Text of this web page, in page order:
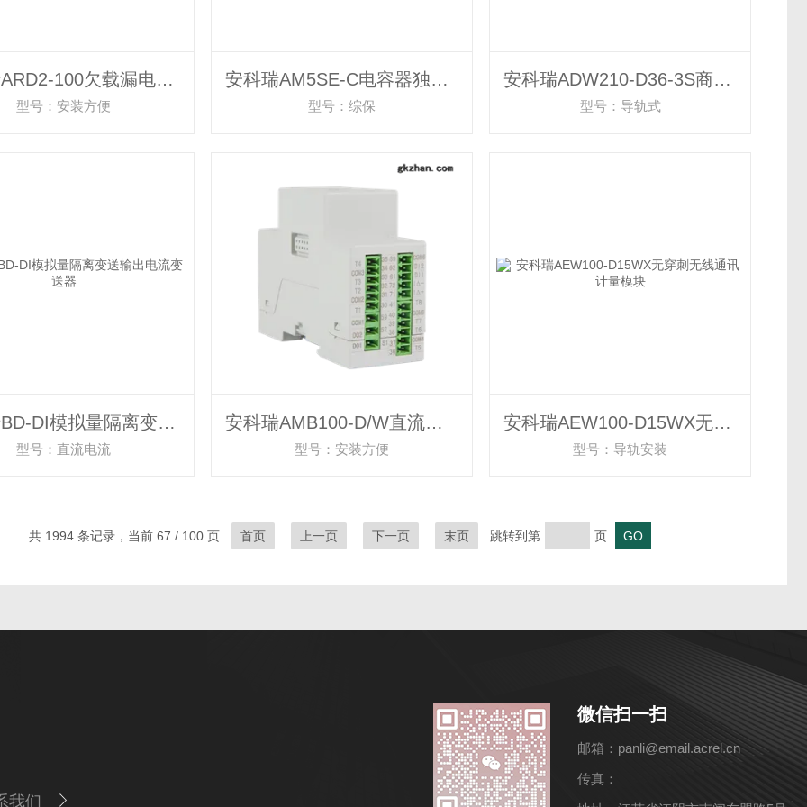
安科瑞ARD2-100欠载漏电断相电动机保护器
型号：安装方便
安科瑞AM5SE-C电容器独立操作测控保护装置
型号：综保
安科瑞ADW210-D36-3S商铺可用物联网计量表
型号：导轨式
安科瑞BD-DI模拟量隔离变送输出电流变送器
型号：直流电流
安科瑞AMB100-D/W直流低压母线监控解决方案
型号：安装方便
安科瑞AEW100-D15WX无穿刺无线通讯计量模块
型号：导轨安装
共 1994 条记录，当前 67 / 100 页 首页 上一页 下一页 末页 跳转到第 页
我们
微信扫一扫
邮箱：panli@email.acrel.cn
传真：